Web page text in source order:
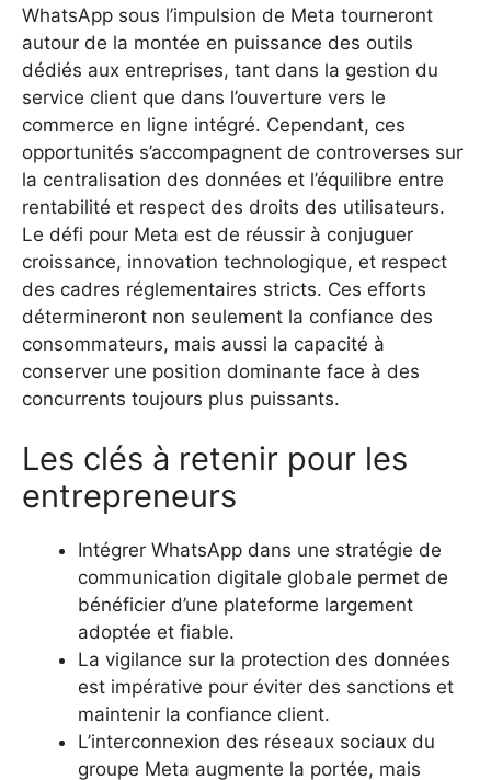
WhatsApp sous l’impulsion de Meta tourneront
autour de la montée en puissance des outils
dédiés aux entreprises, tant dans la gestion du
service client que dans l’ouverture vers le
commerce en ligne intégré. Cependant, ces
opportunités s’accompagnent de controverses sur
la centralisation des données et l’équilibre entre
rentabilité et respect des droits des utilisateurs.
Le défi pour Meta est de réussir à conjuguer
croissance, innovation technologique, et respect
des cadres réglementaires stricts. Ces efforts
détermineront non seulement la confiance des
consommateurs, mais aussi la capacité à
conserver une position dominante face à des
concurrents toujours plus puissants.
Les clés à retenir pour les
entrepreneurs
Intégrer WhatsApp dans une stratégie de
communication digitale globale permet de
bénéficier d’une plateforme largement
adoptée et fiable.
La vigilance sur la protection des données
est impérative pour éviter des sanctions et
maintenir la confiance client.
L’interconnexion des réseaux sociaux du
groupe Meta augmente la portée, mais